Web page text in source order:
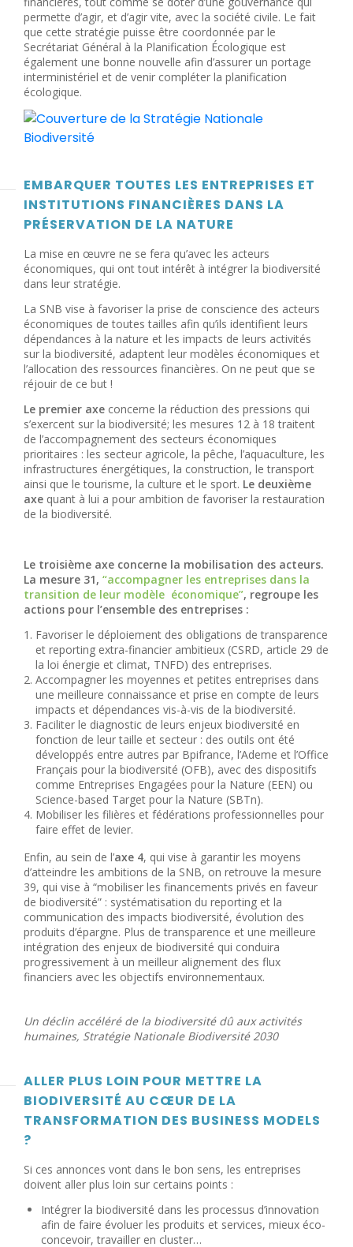
permette d’agir, et d’agir vite, avec la société civile. Le fait
que cette stratégie puisse être coordonnée par le
Secrétariat Général à la Planification Écologique est
également une bonne nouvelle afin d’assurer un portage
interministériel et de venir compléter la planification
écologique.
EMBARQUER TOUTES LES ENTREPRISES ET
INSTITUTIONS FINANCIÈRES DANS LA
PRÉSERVATION DE LA NATURE
La mise en œuvre ne se fera qu’avec les acteurs
économiques, qui ont tout intérêt à intégrer la biodiversité
dans leur stratégie.
La SNB vise à favoriser la prise de conscience des acteurs
économiques de toutes tailles afin qu’ils identifient leurs
dépendances à la nature et les impacts de leurs activités
sur la biodiversité, adaptent leur modèles économiques et
l’allocation des ressources financières. On ne peut que se
réjouir de ce but !
Le premier axe concerne la réduction des pressions qui
s’exercent sur la biodiversité; les mesures 12 à 18 traitent
de l’accompagnement des secteurs économiques
prioritaires : les secteur agricole, la pêche, l’aquaculture, les
infrastructures énergétiques, la construction, le transport
ainsi que le tourisme, la culture et le sport. Le deuxième
axe quant à lui a pour ambition de favoriser la restauration
de la biodiversité.
Le troisième axe concerne la mobilisation des acteurs.
La mesure 31, “accompagner les entreprises dans la
transition de leur modèle économique”, regroupe les
actions pour l’ensemble des entreprises :
Favoriser le déploiement des obligations de transparence
et reporting extra-financier ambitieux (CSRD, article 29 de
la loi énergie et climat, TNFD) des entreprises.
Accompagner les moyennes et petites entreprises dans
une meilleure connaissance et prise en compte de leurs
impacts et dépendances vis-à-vis de la biodiversité.
Faciliter le diagnostic de leurs enjeux biodiversité en
fonction de leur taille et secteur : des outils ont été
développés entre autres par Bpifrance, l’Ademe et l’Office
Français pour la biodiversité (OFB), avec des dispositifs
comme Entreprises Engagées pour la Nature (EEN) ou
Science-based Target pour la Nature (SBTn).
Mobiliser les filières et fédérations professionnelles pour
faire effet de levier.
Enfin, au sein de l’axe 4, qui vise à garantir les moyens
d’atteindre les ambitions de la SNB, on retrouve la mesure
39, qui vise à “mobiliser les financements privés en faveur
de biodiversité” : systématisation du reporting et la
communication des impacts biodiversité, évolution des
produits d’épargne. Plus de transparence et une meilleure
intégration des enjeux de biodiversité qui conduira
progressivement à un meilleur alignement des flux
financiers avec les objectifs environnementaux.
Un déclin accéléré de la biodiversité dû aux activités
humaines, Stratégie Nationale Biodiversité 2030
ALLER PLUS LOIN POUR METTRE LA
BIODIVERSITÉ AU CŒUR DE LA
TRANSFORMATION DES BUSINESS MODELS
?
Si ces annonces vont dans le bon sens, les entreprises
doivent aller plus loin sur certains points :
Intégrer la biodiversité dans les processus d’innovation
afin de faire évoluer les produits et services, mieux éco-
concevoir, travailler en cluster…